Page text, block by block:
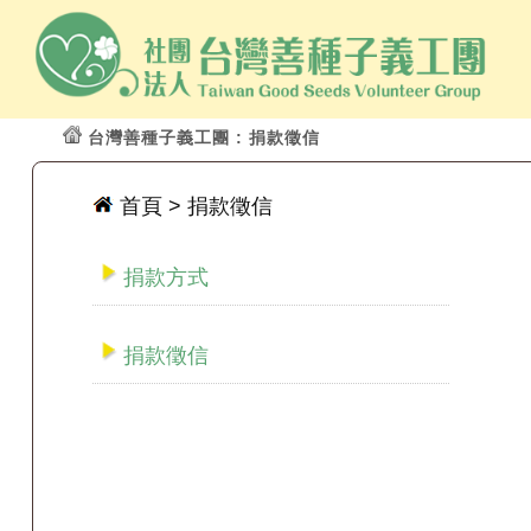
台灣善種子義工團 : 捐款徵信
首頁 > 捐款徵信
捐款方式
捐款徵信